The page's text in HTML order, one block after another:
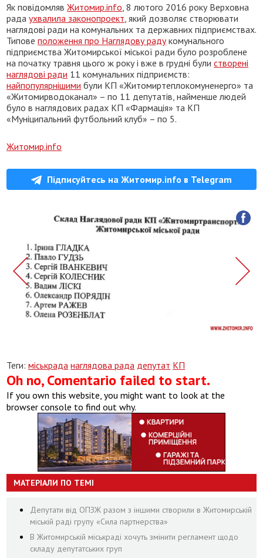
Як повідомлявЖитомир.info , 8 лютого 2016 року Верховна
радаухвалила законопроект , який дозволяє створювати
наглядові ради на комунальних та державних підприємствах.
Типовеположення про Наглядову радукомунального
підприємства Житомирської міської ради було розроблене
на початку травня цього ж року і вже в грудні булистворені
наглядові ради 11 комунальних підприємств:
найпопулярнішими були КП «Житомиртеплокомуненерго» та
«Житомирводоканал» – по 11 депутатів, найменше людей
було в наглядових радах КП «Фармація» та КП
«Муніципальний футбольний клуб» – по 5.
Житомир.info
Підписуйтесь на Житомир.info в Telegram
Теги:міськрада наглядова рада депутат КП
Oh no, Comentario failed to start.
If you own this website, you might want to look at the
browser console to find out why.
МАТЕРІАЛИ ПО ТЕМІ
Депутати від ОПЗЖ разом з іншими створили в Житомирській
міській раді групу «Сила партнерства»
В Житомирській міськраді хочуть змінити регламент щодо
складу депутатських груп